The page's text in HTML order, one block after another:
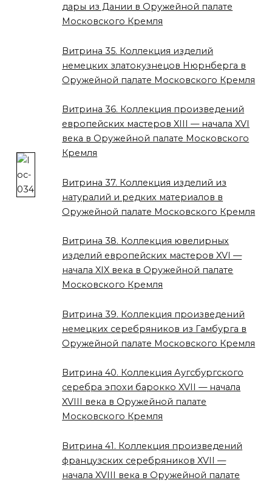
дары из Дании в Оружейной палате
Московского Кремля
Витрина 35. Коллекция изделий
немецких златокузнецов Нюрнберга в
Оружейной палате Московского Кремля
Витрина 36. Коллекция произведений
европейских мастеров XIII — начала XVI
века в Оружейной палате Московского
Кремля
Витрина 37. Коллекция изделий из
натуралий и редких материалов в
Оружейной палате Московского Кремля
Витрина 38. Коллекция ювелирных
изделий европейских мастеров XVI —
начала XIX века в Оружейной палате
Московского Кремля
Витрина 39. Коллекция произведений
немецких серебряников из Гамбурга в
Оружейной палате Московского Кремля
Витрина 40. Коллекция Аугсбургского
серебра эпохи барокко XVII — начала
XVIII века в Оружейной палате
Московского Кремля
Витрина 41. Коллекция произведений
французских серебряников XVII —
начала XVIII века в Оружейной палате